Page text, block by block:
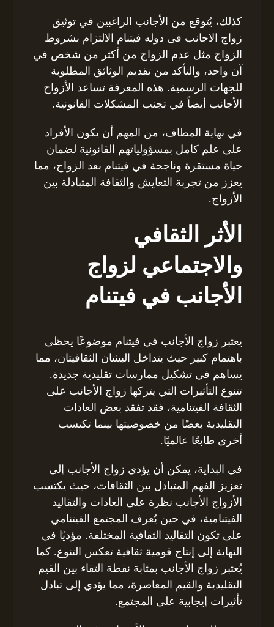
كذلك، يُتوقع من الأجانب الراغبين في توثيق
زواج الاجانب فى دوله فيتنام الالتزام بشروط
الزواج مثل عدم الزواج من أكثر من شخص في
آن واحد، والتأكد من تقديم الوثائق المطلوبة
للجهات الرسمية. هذه المعرفة تساعد الأزواج
الأجانب أيضاً في تجنب المشكلات القانونية.
في نهاية المطاف، من المهم أن يكون الأفراد
على علم كامل بمسؤولياتهم القانونية لضمان
حياة مستقرة وناجحة في فيتنام بعد الزواج، مما
يعزز من تجربة التعايش والثقافة المتبادلة بين
الأزواج.
الأثر الثقافي
والاجتماعي لزواج
الأجانب في فيتنام
يعتبر زواج الأجانب في فيتنام موضوعًا يحظى
باهتمام كبير حيث يتداخل البيئتان الثقافيتان، مما
يساهم في تشكيل ممارسات تقليدية جديدة.
تتنوع التأثيرات التي يتركها زواج الأجانب على
الثقافة الفيتنامية، فقد تفقد بعض العادات
التقليدية بعضًا من خصوصيتها بينما تكتسب
أخرى طابعًا عالميًا.
في البداية، يمكن أن يؤدي زواج الأجانب إلى
تعزيز الفهم المتبادل بين الثقافات، حيث يكتسب
الأزواج الأجانب نظرة على العادات والتقاليد
الفيتنامية، في حين يُعرف المجتمع الفيتنامي
على تكون التقاليد الثقافية المختلفة. مؤديًا في
النهاية إلى إنتاج قومية ثقافية تعكس التنوع. كما
يُعتبر زواج الأجانب بمثابة نقطة التقاء بين القيم
التقليدية والقيم المعاصرة، مما يؤدي إلى تبادل
تأثيرات إيجابية على المجتمع.